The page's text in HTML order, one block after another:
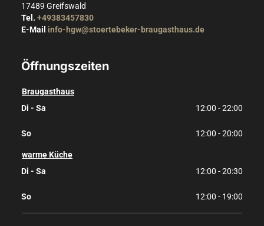
17489 Greifswald
Tel. +49383457830
E-Mail info-hgw@stoertebeker-braugasthaus.de
Öffnungszeiten
Braugasthaus
Di - Sa
12:00 - 22:00
So 12:00 - 20:00
warme Küche
Di - Sa
12:00 - 20:30
So 12:00 - 19:00